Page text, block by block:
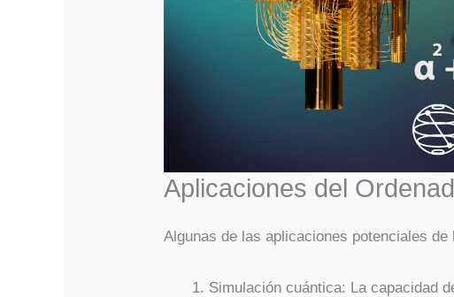
Aplicaciones del
Algunas de las aplicaciones potenciales
Simulación cuántica: La capacidad